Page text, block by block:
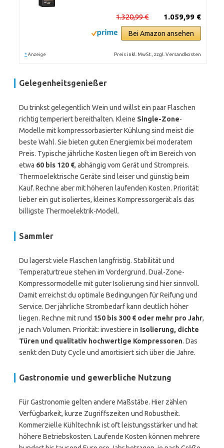
1.059,99 €
1.320,99 €
Bei Amazon ansehen
* Anzeige Preis inkl. MwSt., zzgl. Versandkosten
Gelegenheitsgenießer
Du trinkst gelegentlich Wein und willst ein paar Flaschen
richtig temperiert bereithalten. Kleine Single-Zone-
Modelle mit kompressorbasierter Kühlung sind meist die
beste Wahl. Sie bieten guten Energiemix bei moderatem
Preis. Typische jährliche Kosten liegen oft im Bereich von
etwa 60 bis 120 €, abhängig vom Gerät und Strompreis.
Thermoelektrische Geräte sind leiser und günstig beim
Kauf. Rechne aber mit höheren laufenden Kosten. Priorität:
lieber ein gut isoliertes, kleines Kompressorgerät als das
billigste Thermoelektrik-Modell.
Sammler
Du lagerst viele Flaschen langfristig. Stabilität und
Temperaturtreue stehen im Vordergrund. Dual-Zone-
Kompressormodelle mit guter Isolierung sind hier sinnvoll.
Damit erreichst du optimale Bedingungen für Reifung und
Service. Der jährliche Strombedarf kann deutlich höher
liegen. Rechne mit rund 150 bis 300 € oder mehr pro Jahr,
je nach Volumen. Priorität: investiere in Isolierung, dichte
Türen und qualitativ hochwertige Kompressoren. Das
senkt den Duty Cycle und amortisiert sich über die Jahre.
Gastronomie und gewerbliche Nutzung
Für Gastronomie gelten andere Maßstäbe. Hier zählen
Verfügbarkeit, kurze Zugriffszeiten und Robustheit.
Kommerzielle Kühltechnik ist oft leistungsstärker und hat
höhere Betriebskosten. Laufende Kosten können mehrere